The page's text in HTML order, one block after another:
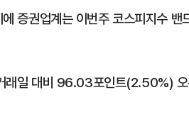
에 증권업계는 이번주 코스피지수
래일 대비 96.03포인트(2.50%)